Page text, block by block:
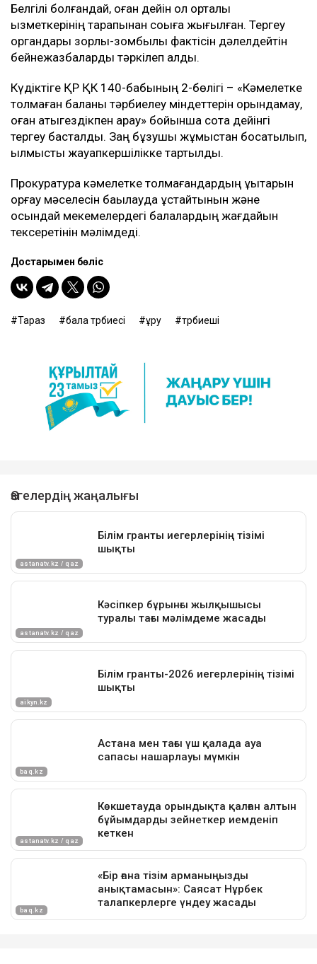
Белгілі болғандай, оған дейін ол орталық
қызметкерінің тарапынан соққыға жығылған. Тергеу
органдары зорлық-зомбылық фактісін дәлелдейтін
бейнежазбаларды тәркілеп алды.
Күдіктіге ҚР ҚК 140-бабының 2-бөлігі – «Кәмелетке
толмаған баланы тәрбиелеу міндеттерін орындамау,
оған қатыгездікпен қарау» бойынша сотқа дейінгі
тергеу басталды. Заң бұзушы жұмыстан босатылып,
қылмыстық жауапкершілікке тартылды.
Прокуратура кәмелетке толмағандардың құқықтарын
қорғау мәселесін бақылауда ұстайтынын және
осындай мекемелердегі балалардың жағдайын
тексеретінін мәлімдеді.
Достарыңмен бөліс
Тараз бала тәрбиесі ұру тәрбиеші